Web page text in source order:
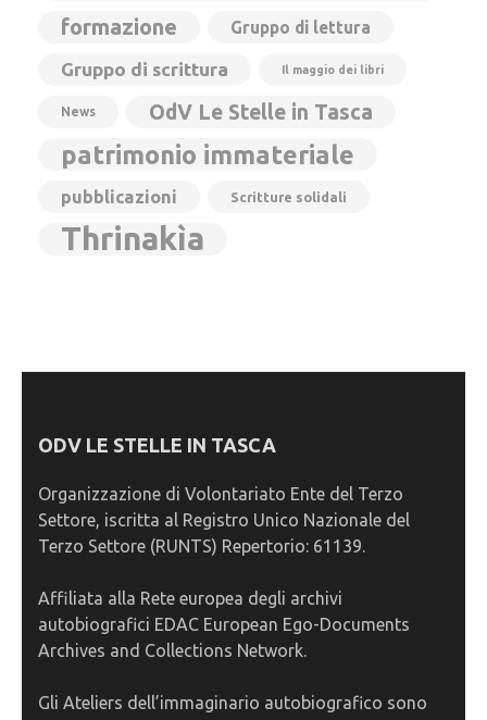
formazione Gruppo di lettura
Gruppo di scrittura Il maggio dei libri
News OdV Le Stelle in Tasca
patrimonio immateriale
pubblicazioni Scritture solidali
Thrinakìa
ODV LE STELLE IN TASCA
Organizzazione di Volontariato Ente del Terzo
Settore, iscritta al Registro Unico Nazionale del
Terzo Settore (RUNTS) Repertorio: 61139.
Affiliata alla Rete europea degli archivi
autobiografici EDAC European Ego-Documents
Archives and Collections Network.
Gli Ateliers dell’immaginario autobiografico sono